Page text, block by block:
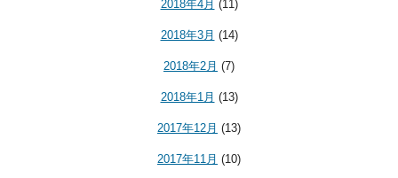
2018年4月 (11)
2018年3月 (14)
2018年2月 (7)
2018年1月 (13)
2017年12月 (13)
2017年11月 (10)